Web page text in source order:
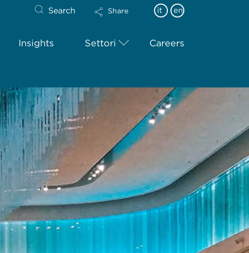
Search Share it en
Insights Settori Careers